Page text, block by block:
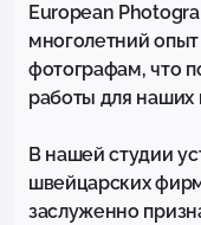
European
многолетний
фотографам, что
работы для наших
В нашей студии
швейцарских
заслуженно